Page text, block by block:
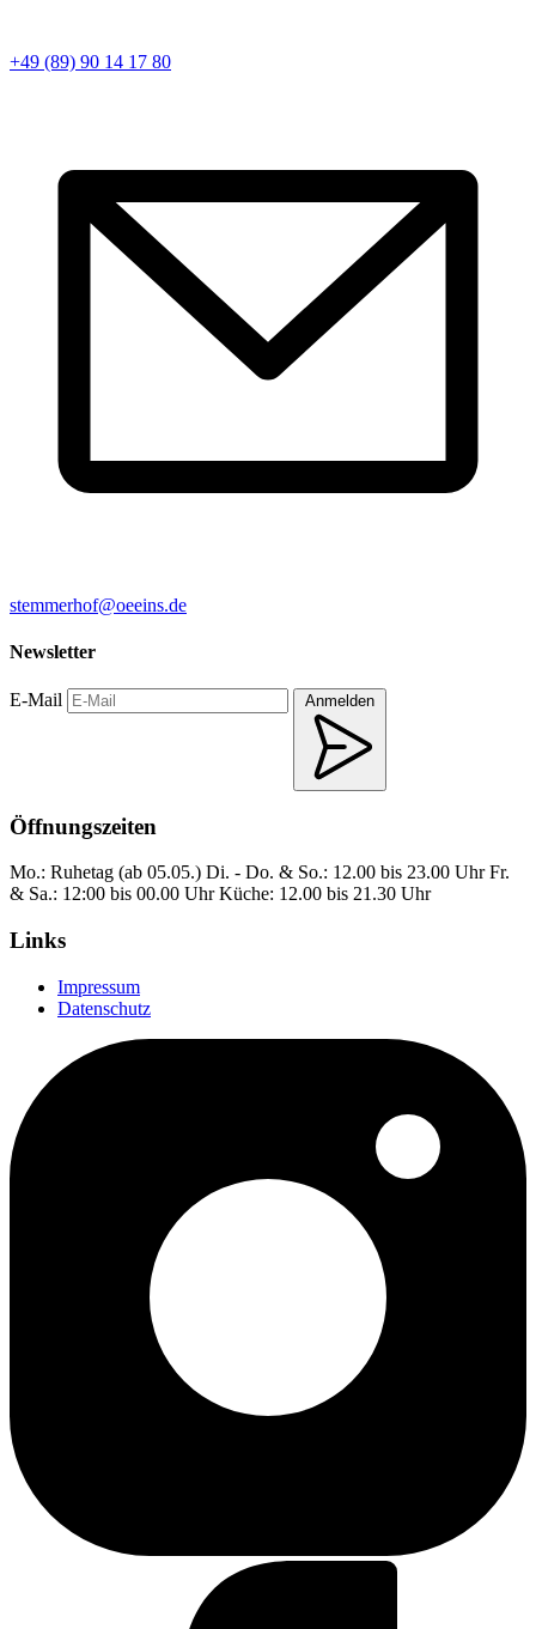
+49 (89) 90 14 17 80
stemmerhof@oeeins.de
Newsletter
E-Mail Anmelden
Öffnungszeiten
Mo.: Ruhetag (ab 05.05.) Di. - Do. & So.: 12.00 bis 23.00 Uhr Fr.
& Sa.: 12:00 bis 00.00 Uhr Küche: 12.00 bis 21.30 Uhr
Links
Impressum
Datenschutz